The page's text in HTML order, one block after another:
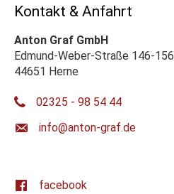
Kontakt & Anfahrt
Anton Graf GmbH
Edmund-Weber-Straße 146-156
44651 Herne
02325 - 98 54 44
ed.farg-notna@ofni
facebook